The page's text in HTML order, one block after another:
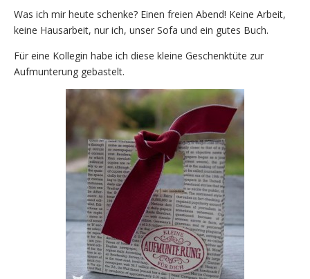
Was ich mir heute schenke? Einen freien Abend! Keine Arbeit,
keine Hausarbeit, nur ich, unser Sofa und ein gutes Buch.
Für eine Kollegin habe ich diese kleine Geschenktüte zur
Aufmunterung gebastelt.